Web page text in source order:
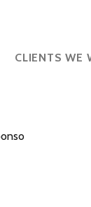
CLIENTS WE